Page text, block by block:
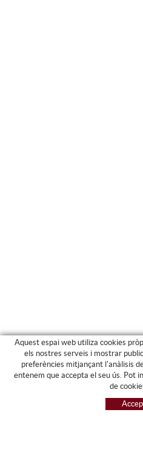
Aquest espai web utiliza cookies
els nostres serveis i mostrar
preferències mitjançant l'anàlisis
entenem que accepta el seu ús. Pot
de